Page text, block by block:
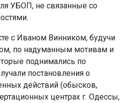
УБОП, не связанные со
с Иваном Винником, будучи
по надуманным мотивам и
поднимались по
постановления о
действий (обысков,
центрах г. Одессы,